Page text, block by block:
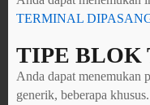
TERMINAL
TIPE BLOK
Anda dapat menemukan
generik, beberapa